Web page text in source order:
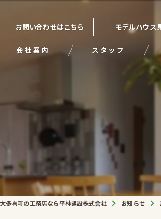
お問い合わせはこちら モデルハウス
会社案内 スタッフ
大多喜町の工務店なら平林建設株式会社 お知らせ